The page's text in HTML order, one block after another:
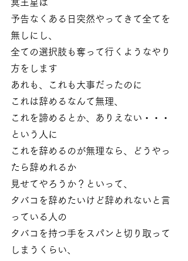
冥王星は
予告なくある日突然やってきて全てを
無しにし、
全ての選択肢も奪って行くようなやり
方をします
あれも、これも大事だったのに
これは辞めるなんて無理、
これを諦めるとか、ありえない・・・
という人に
これを辞めるのが無理なら、どうやっ
たら辞めれるか
見せてやろうか？といって、
タバコを辞めたいけど辞めれないと言
っている人の
タバコを持つ手をスパンと切り取って
しまうくらい、